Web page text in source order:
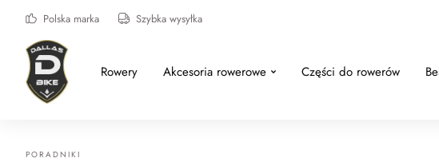
Polska marka Szybka wysyłka
Rowery Akcesoria rowerowe Części do rowerów
PORADNIKI